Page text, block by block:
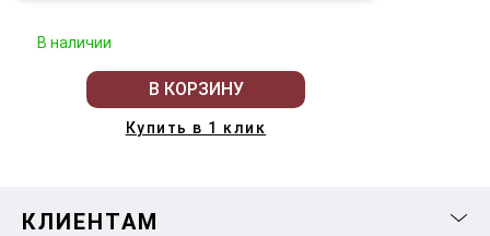
В наличии
В КОРЗИНУ
Купить в 1 клик
КЛИЕНТАМ